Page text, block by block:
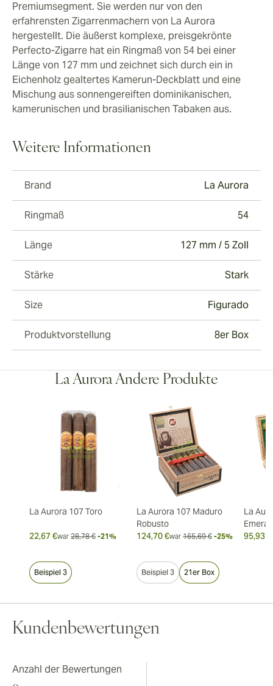
Premiumsegment. Sie werden nur von den
erfahrensten Zigarrenmachern von La Aurora
hergestellt. Die äußerst komplexe, preisgekrönte
Perfecto-Zigarre hat ein Ringmaß von 54 bei einer
Länge von 127 mm und zeichnet sich durch ein in
Eichenholz gealtertes Kamerun-Deckblatt und eine
Mischung aus sonnengereiften dominikanischen,
kamerunischen und brasilianischen Tabaken aus.
Weitere Informationen
Brand La Aurora
Ringmaß 54
Länge 127 mm / 5 Zoll
Stärke Stark
Size Figurado
Produktvorstellung 8er Box
La Aurora Andere Produkte
La Aurora 107 Toro
22,67 €war 28,78 € -21%
Beispiel 3
La Aurora 107 Maduro
Robusto
124,70 €war 165,69 € -25%
Beispiel 3 21er Box
La
95,93 €
Kundenbewertungen
Anzahl der Bewertungen